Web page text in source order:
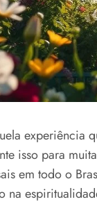
experiência
isso para
em todo o
na